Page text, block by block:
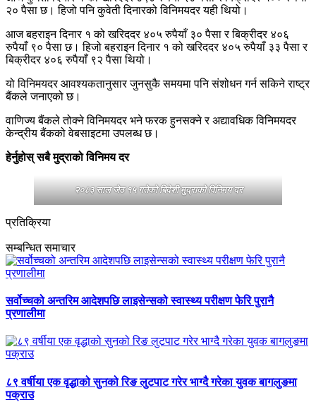
२० पैसा छ। हिजो पनि कुवेती दिनारको विनिमयदर यही थियो।
आज बहराइन दिनार १ को खरिददर ४०५ रुपैयाँ ३० पैसा र बिक्रीदर ४०६
रुपैयाँ ९० पैसा छ। हिजो बहराइन दिनार १ को खरिददर ४०५ रुपैयाँ ३३ पैसा र
बिक्रीदर ४०६ रुपैयाँ ९२ पैसा थियो।
यो विनिमयदर आवश्यकतानुसार जुनसुकै समयमा पनि संशोधन गर्न सकिने राष्ट्र
बैंकले जनाएको छ।
वाणिज्य बैंकले तोक्ने विनिमयदर भने फरक हुनसक्ने र अद्यावधिक विनिमयदर
केन्द्रीय बैंकको वेबसाइटमा उपलब्ध छ।
हेर्नुहोस् सबै मुद्राको विनिमय दर
२०८३ साल जेठ १५ गतेको बिदेशी मुद्राको विनिमय दर
प्रतिक्रिया
सम्बन्धित समाचार
सर्वोच्चको अन्तरिम आदेशपछि लाइसेन्सको स्वास्थ्य परीक्षण फेरि पुरानै
प्रणालीमा
८९ वर्षीया एक वृद्धाको सुनको रिङ लुटपाट गरेर भाग्दै गरेका युवक बागलुङमा
पक्राउ